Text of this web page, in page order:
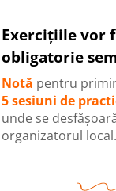
Exercițiile vor
obligatorie
Notă pentru
5 sesiuni de
unde se
organizatorul local.